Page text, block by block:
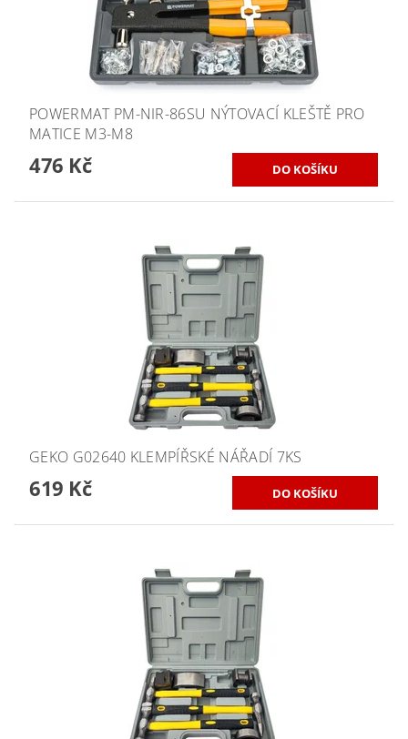
POWERMAT PM-NIR-86SU NÝTOVACÍ KLEŠTĚ PRO
MATICE M3-M8
476 Kč
GEKO G02640 KLEMPÍŘSKÉ NÁŘADÍ 7KS
619 Kč